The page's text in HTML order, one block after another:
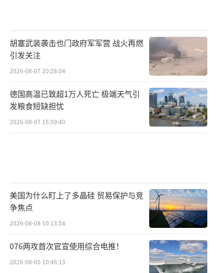
胡塞武装袭击也门政府军军营 战火再燃
引发关注
2026-08-07 20:28:04
德国高温已致超1万人死亡 极端天气引
发粮食短缺担忧
2026-08-07 15:59:40
美国为什么盯上了多晶硅 贸易保护与竞
争焦点
2026-08-08 10:13:54
076两攻首次官宣使用综合电推！
2026-08-05 10:46:13